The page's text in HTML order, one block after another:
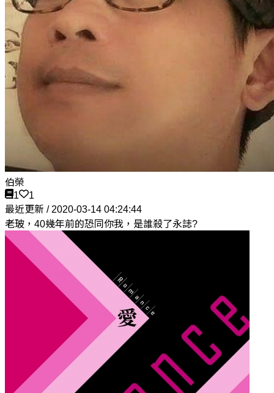
伯榮
1
1
最近更新 / 2020-03-14 04:24:44
老玻，40幾年前的恐同你我，是誰殺了永誌?